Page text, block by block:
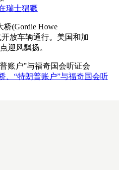
瑞士猖獗
账户”与福奇国会听证会
、“特朗普账户”与福奇国会听